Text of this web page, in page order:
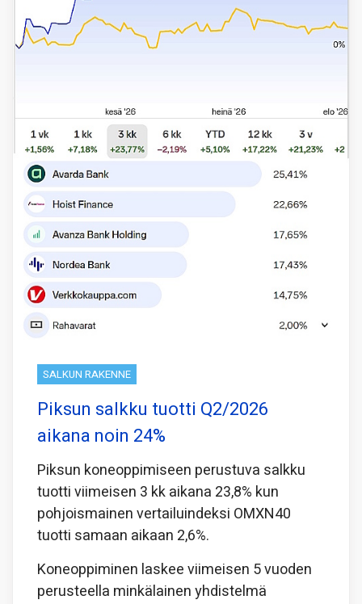
SALKUN RAKENNE
Piksun salkku tuotti Q2/2026
aikana noin 24%
Piksun koneoppimiseen perustuva salkku
tuotti viimeisen 3 kk aikana 23,8% kun
pohjoismainen vertailuindeksi OMXN40
tuotti samaan aikaan 2,6%.
Koneoppiminen laskee viimeisen 5 vuoden
perusteella minkälainen yhdistelmä